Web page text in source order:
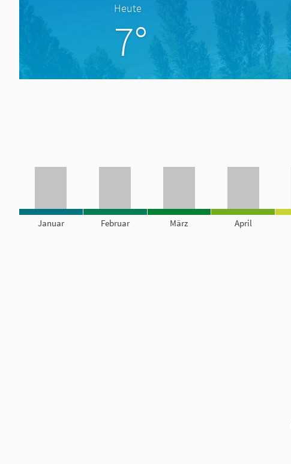
Heute
7°
Januar Februar März April